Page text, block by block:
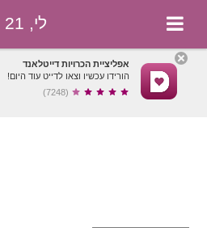
לי, 21
אפליציית הכרויות דייטלאנד
הורידו עכשיו וצאו לדייט עוד היום!
(7248)